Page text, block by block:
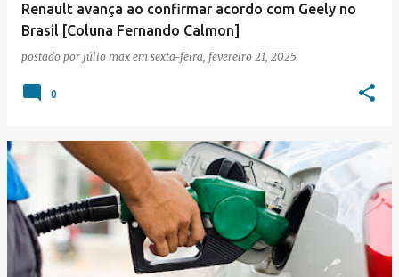
Renault avança ao confirmar acordo com Geely no
Brasil [Coluna Fernando Calmon]
postado por júlio max em sexta-feira, fevereiro 21, 2025
0